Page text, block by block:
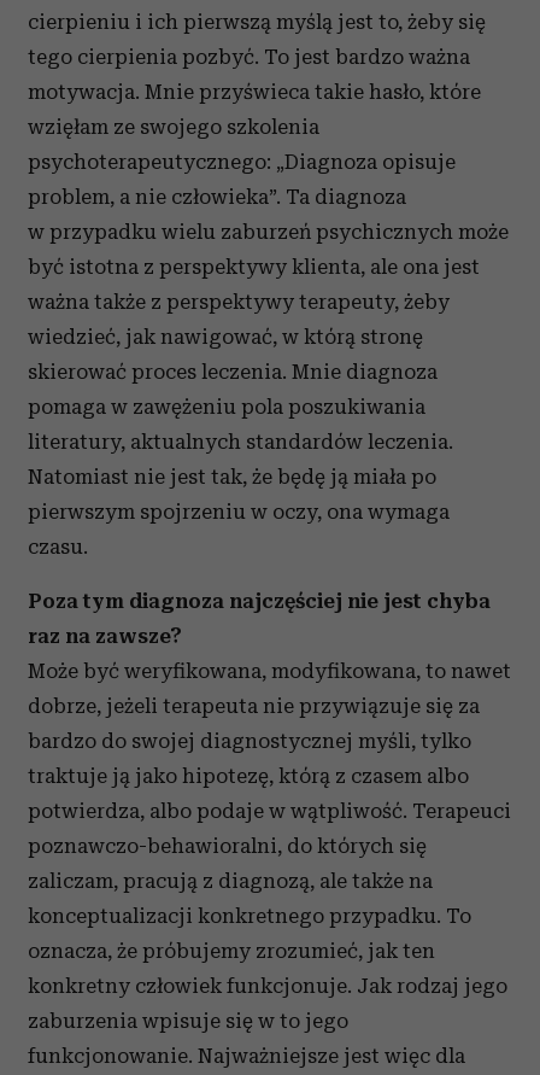
cierpieniu i ich pierwszą myślą jest to, żeby się
tego cierpienia pozbyć. To jest bardzo ważna
motywacja. Mnie przyświeca takie hasło, które
wzięłam ze swojego szkolenia
psychoterapeutycznego: „Diagnoza opisuje
problem, a nie człowieka”. Ta diagnoza
w przypadku wielu zaburzeń psychicznych może
być istotna z perspektywy klienta, ale ona jest
ważna także z perspektywy terapeuty, żeby
wiedzieć, jak nawigować, w którą stronę
skierować proces leczenia. Mnie diagnoza
pomaga w zawężeniu pola poszukiwania
literatury, aktualnych standardów leczenia.
Natomiast nie jest tak, że będę ją miała po
pierwszym spojrzeniu w oczy, ona wymaga
czasu.
Poza tym diagnoza najczęściej nie jest chyba
raz na zawsze?
Może być weryfikowana, modyfikowana, to nawet
dobrze, jeżeli terapeuta nie przywiązuje się za
bardzo do swojej diagnostycznej myśli, tylko
traktuje ją jako hipotezę, którą z czasem albo
potwierdza, albo podaje w wątpliwość. Terapeuci
poznawczo-behawioralni, do których się
zaliczam, pracują z diagnozą, ale także na
konceptualizacji konkretnego przypadku. To
oznacza, że próbujemy zrozumieć, jak ten
konkretny człowiek funkcjonuje. Jak rodzaj jego
zaburzenia wpisuje się w to jego
funkcjonowanie. Najważniejsze jest więc dla